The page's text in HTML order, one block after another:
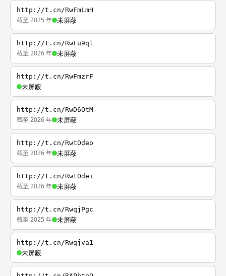
http://t.cn/RwFmLmH
截至 2025 年 未屏蔽
http://t.cn/RwFu9ql
截至 2026 年 未屏蔽
http://t.cn/RwFmzrF
未屏蔽
http://t.cn/RwD6OtM
截至 2026 年 未屏蔽
http://t.cn/RwtOdeo
截至 2026 年 未屏蔽
http://t.cn/RwtOdei
截至 2026 年 未屏蔽
http://t.cn/RwqjPgc
截至 2025 年 未屏蔽
http://t.cn/Rwqjva1
未屏蔽